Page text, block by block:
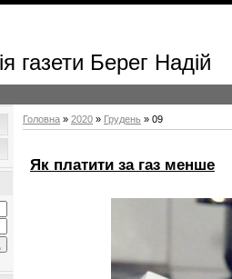
газети Берег Надій
Головна » 2020 » Грудень » 09
Як платити за газ менше